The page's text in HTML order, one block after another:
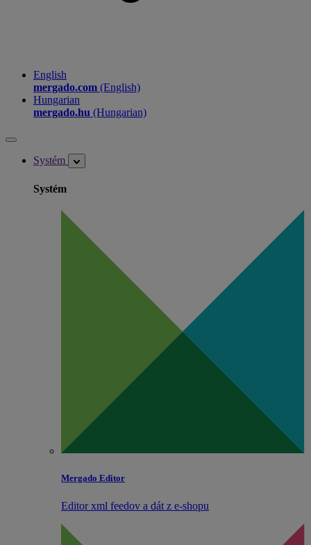
English
mergado.com (English)
Hungarian
mergado.hu (Hungarian)
Systém
Systém
Mergado Editor
Editor xml feedov a dát z e‑shopu